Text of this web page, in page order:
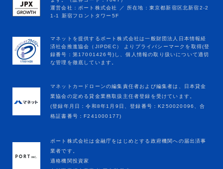
マネットカードローンの編集責任者および編集者は、日本貸金
業協会の定める貸金業務取扱主任者登録を受けています。
(登録年月日：令和8年1月9日、登録番号：K250020096、合
格証書番号：F241000177)
ポート株式会社は金融庁をはじめとする政府機関への届出済事
業者です。
適格機関投資家